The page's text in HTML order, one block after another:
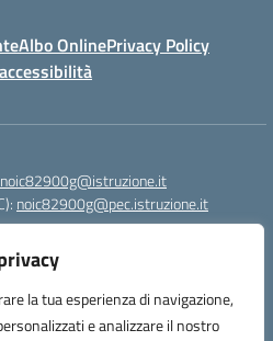
la tua esperienza di navigazione,
e analizzare il nostro
Albo OnlinePrivacy Policy
noic82900g@istruzione.it
noic82900g@pec.istruzione.it
(IPA): istsc_noic82900g
UFJ1I0